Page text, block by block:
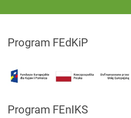
Program FEdKiP
Program FEnIKS